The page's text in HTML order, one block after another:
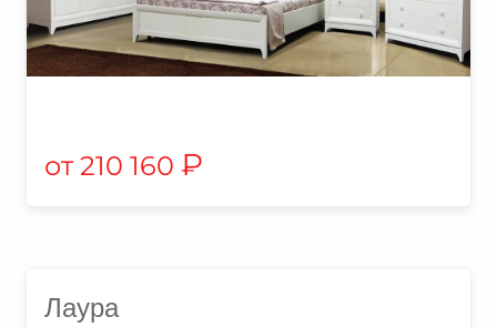
210 160 ₽
Лаура